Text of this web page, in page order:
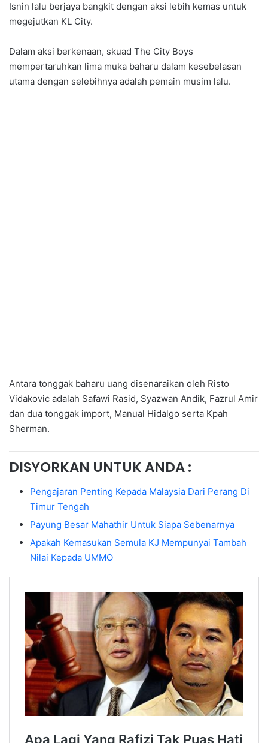
Isnin lalu berjaya bangkit dengan aksi lebih kemas untuk
megejutkan KL City.
Dalam aksi berkenaan, skuad The City Boys
mempertaruhkan lima muka baharu dalam kesebelasan
utama dengan selebihnya adalah pemain musim lalu.
Antara tonggak baharu uang disenaraikan oleh Risto
Vidakovic adalah Safawi Rasid, Syazwan Andik, Fazrul Amir
dan dua tonggak import, Manual Hidalgo serta Kpah
Sherman.
DISYORKAN UNTUK ANDA :
Pengajaran Penting Kepada Malaysia Dari Perang Di
Timur Tengah
Payung Besar Mahathir Untuk Siapa Sebenarnya
Apakah Kemasukan Semula KJ Mempunyai Tambah
Nilai Kepada UMMO